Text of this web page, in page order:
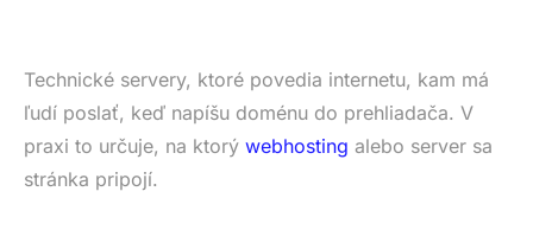
Technické servery, ktoré povedia internetu, kam má
ľudí poslať, keď napíšu doménu do prehliadača. V
praxi to určuje, na ktorý webhosting alebo server sa
stránka pripojí.